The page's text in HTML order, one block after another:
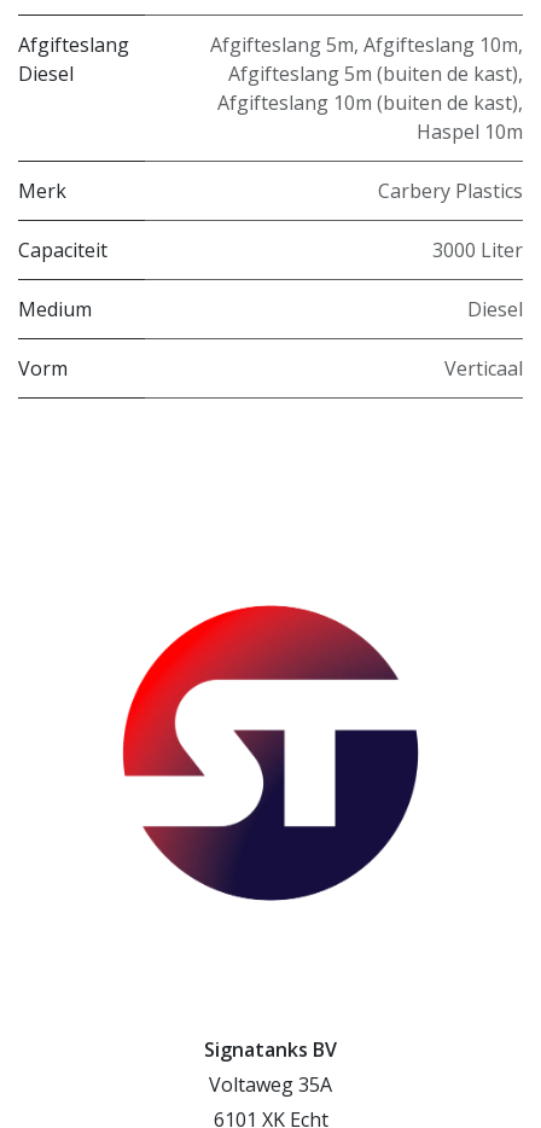
Afgifteslang
Diesel
Afgifteslang 5m, Afgifteslang 10m,
Afgifteslang 5m (buiten de kast),
Afgifteslang 10m (buiten de kast),
Haspel 10m
Merk Carbery Plastics
Capaciteit 3000 Liter
Medium Diesel
Vorm Verticaal
Signatanks BV
Voltaweg 35A
6101 XK Echt